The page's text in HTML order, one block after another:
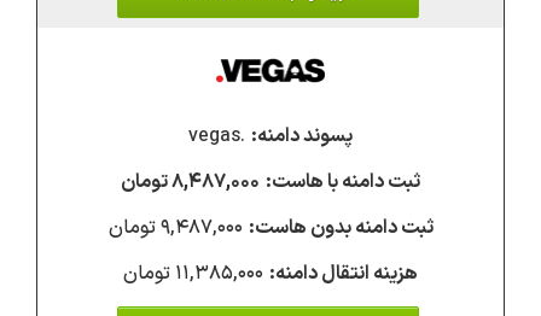
.vegas
۸,۴۸۷,۰۰۰ تومان
۹,۴۸۷,۰۰۰ تومان
۱۱,۳۸۵,۰۰۰ تومان